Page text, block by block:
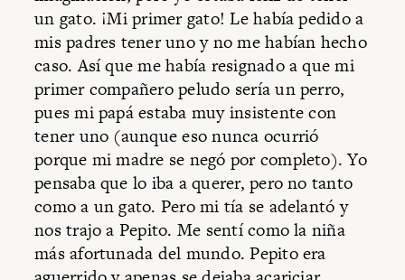
un gato. ¡Mi primer gato! Le había pedido a
mis padres tener uno y no me habían hecho
caso. Así que me había resignado a que mi
primer compañero peludo sería un perro,
pues mi papá estaba muy insistente con
tener uno (aunque eso nunca ocurrió
porque mi madre se negó por completo). Yo
pensaba que lo iba a querer, pero no tanto
como a un gato. Pero mi tía se adelantó y
nos trajo a Pepito. Me sentí como la niña
más afortunada del mundo. Pepito era